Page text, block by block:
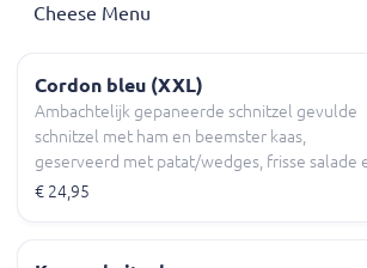
Cheese Menu
Cordon bleu (XXL)
Ambachtelijk gepaneerde schnitzel gevulde
schnitzel met ham en beemster kaas,
geserveerd met patat/wedges, frisse salade
fritessaus.
€ 24,95